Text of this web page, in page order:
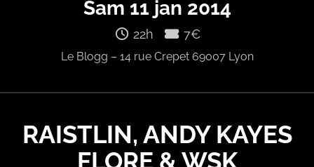
Sam 11 jan 2014
22h 7€
Le Blogg – 14 rue Crepet 69007 Lyon
RAISTLIN, ANDY KAYES
FLORE & WSK